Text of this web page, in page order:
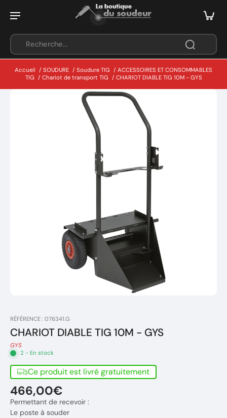
Accueil / SOUDURE / Soudure TIG / ACCESSOIRES ET CONSOMMABLES
TIG / Chariot de transport TIG / CHARIOT DIABLE TIG 10M - GYS
RÉFÉRENCE : 076341.G
CHARIOT DIABLE TIG 10M - GYS
GYS
2 - En stock
Ce produit est livré gratuitement
466,00€
Permettant de recevoir :
Le poste à souder